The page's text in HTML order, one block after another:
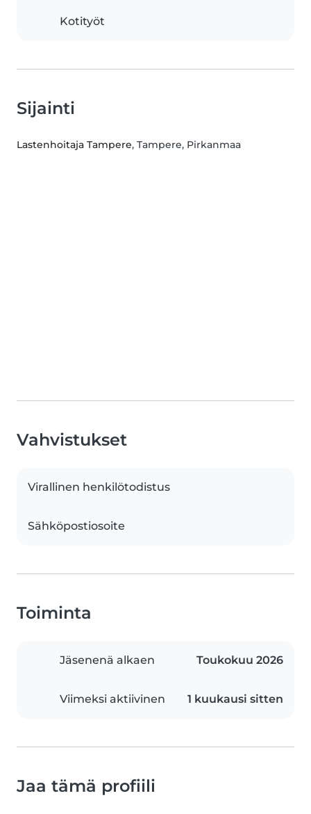
Kotityöt
Sijainti
Lastenhoitaja Tampere, Tampere, Pirkanmaa
Vahvistukset
Virallinen henkilötodistus
Sähköpostiosoite
Toiminta
Jäsenenä alkaen Toukokuu 2026
Viimeksi aktiivinen 1 kuukausi sitten
Jaa tämä profiili